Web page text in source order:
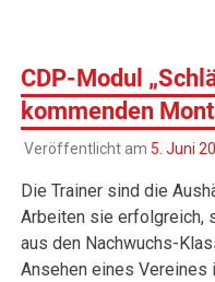
CDP-Modul
kommenden
Veröffentlicht am 5. Juni
Die Trainer sind die
Arbeiten sie erfolgreich,
aus den Nachwuchs-
Ansehen eines Vereines